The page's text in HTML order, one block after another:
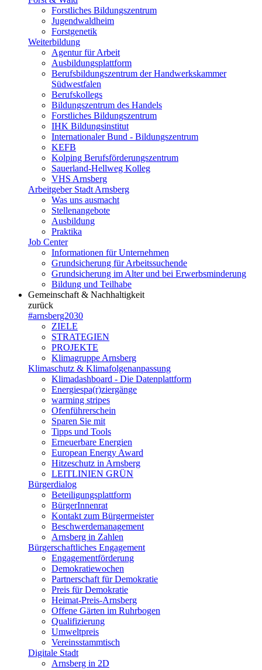
Forstliches Bildungszentrum
Jugendwaldheim
Forstgenetik
Weiterbildung
Agentur für Arbeit
Ausbildungsplattform
Berufsbildungszentrum der Handwerkskammer
Südwestfalen
Berufskollegs
Bildungszentrum des Handels
Forstliches Bildungszentrum
IHK Bildungsinstitut
Internationaler Bund - Bildungszentrum
KEFB
Kolping Berufsförderungszentrum
Sauerland-Hellweg Kolleg
VHS Arnsberg
Arbeitgeber Stadt Arnsberg
Was uns ausmacht
Stellenangebote
Ausbildung
Praktika
Job Center
Informationen für Unternehmen
Grundsicherung für Arbeitssuchende
Grundsicherung im Alter und bei Erwerbsminderung
Bildung und Teilhabe
Gemeinschaft & Nachhaltigkeit
zurück
#arnsberg2030
ZIELE
STRATEGIEN
PROJEKTE
Klimagruppe Arnsberg
Klimaschutz & Klimafolgenanpassung
Klimadashboard - Die Datenplattform
Energiespa(r)ziergänge
warming stripes
Ofenführerschein
Sparen Sie mit
Tipps und Tools
Erneuerbare Energien
European Energy Award
Hitzeschutz in Arnsberg
LEITLINIEN GRÜN
Bürgerdialog
Beteiligungsplattform
BürgerInnenrat
Kontakt zum Bürgermeister
Beschwerdemanagement
Arnsberg in Zahlen
Bürgerschaftliches Engagement
Engagementförderung
Demokratiewochen
Partnerschaft für Demokratie
Preis für Demokratie
Heimat-Preis-Arnsberg
Offene Gärten im Ruhrbogen
Qualifizierung
Umweltpreis
Vereinsstammtisch
Digitale Stadt
Arnsberg in 2D